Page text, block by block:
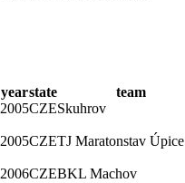
yearstate team
2005CZESkuhrov
2005CZETJ Maratonstav Úpice
2006CZEBKL Machov